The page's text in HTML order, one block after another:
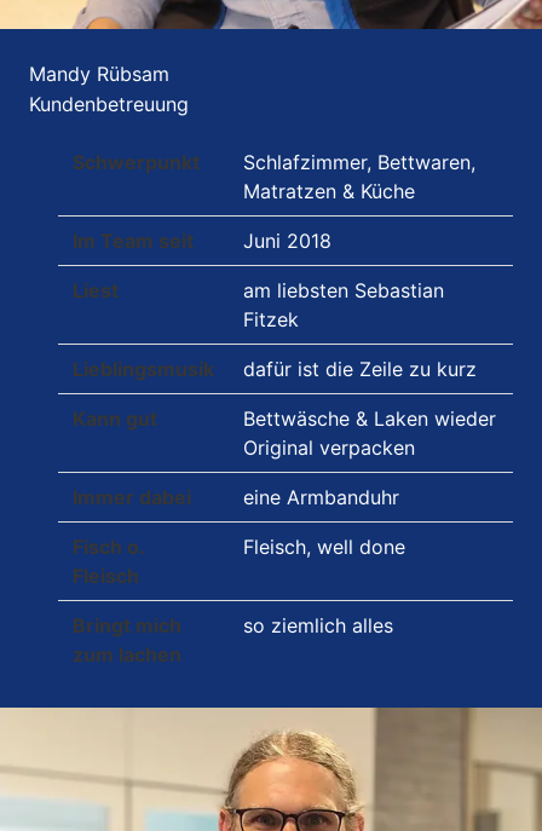
Mandy Rübsam
Kundenbetreuung
Schwerpunkt
Schlafzimmer, Bettwaren,
Matratzen & Küche
Im Team seit Juni 2018
Liest
am liebsten Sebastian
Fitzek
Lieblingsmusik dafür ist die Zeile zu kurz
Kann gut
Bettwäsche & Laken wieder
Original verpacken
Immer dabei eine Armbanduhr
Fisch o.
Fleisch
Fleisch, well done
Bringt mich
zum lachen
so ziemlich alles